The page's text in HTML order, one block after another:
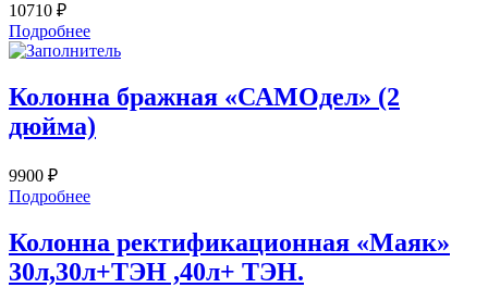
10710 ₽
Подробнее
Колонна бражная «САМОдел» (2
дюйма)
9900 ₽
Подробнее
Колонна ректификационная «Маяк»
30л,30л+ТЭН ,40л+ ТЭН.